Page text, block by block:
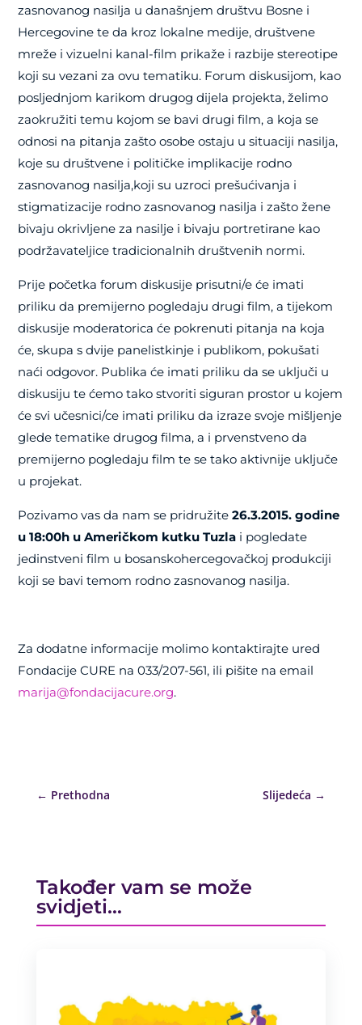
zasnovanog nasilja u današnjem društvu Bosne i
Hercegovine te da kroz lokalne medije, društvene
mreže i vizuelni kanal-film prikaže i razbije stereotipe
koji su vezani za ovu tematiku. Forum diskusijom, kao
posljednjom karikom drugog dijela projekta, želimo
zaokružiti temu kojom se bavi drugi film, a koja se
odnosi na pitanja zašto osobe ostaju u situaciji nasilja,
koje su društvene i političke implikacije rodno
zasnovanog nasilja,koji su uzroci prešućivanja i
stigmatizacije rodno zasnovanog nasilja i zašto žene
bivaju okrivljene za nasilje i bivaju portretirane kao
podržavateljice tradicionalnih društvenih normi.
Prije početka forum diskusije prisutni/e će imati
priliku da premijerno pogledaju drugi film, a tijekom
diskusije moderatorica će pokrenuti pitanja na koja
će, skupa s dvije panelistkinje i publikom, pokušati
naći odgovor. Publika će imati priliku da se uključi u
diskusiju te ćemo tako stvoriti siguran prostor u kojem
će svi učesnici/ce imati priliku da izraze svoje mišljenje
glede tematike drugog filma, a i prvenstveno da
premijerno pogledaju film te se tako aktivnije uključe
u projekat.
Pozivamo vas da nam se pridružite26.3.2015. godine
u 18:00h u Američkom kutku Tuzla i pogledate
jedinstveni film u bosanskohercegovačkoj produkciji
koji se bavi temom rodno zasnovanog nasilja.
Za dodatne informacije molimo kontaktirajte ured
Fondacije CURE na 033/207-561, ili pišite na email
marija@fondacijacure.org.
← Prethodna Slijedeća →
Također vam se može
svidjeti…